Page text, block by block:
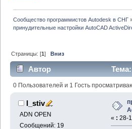
Сообщество программистов Autodesk в СНГ
принудительные настройки AutoCAD
Страницы: [1]Вниз
Автор
(Прочитано 46533 раз)
0 Пользователей и 1 Гость
I_stiv
ADN OPEN
Сообщений: 19
« : 28-